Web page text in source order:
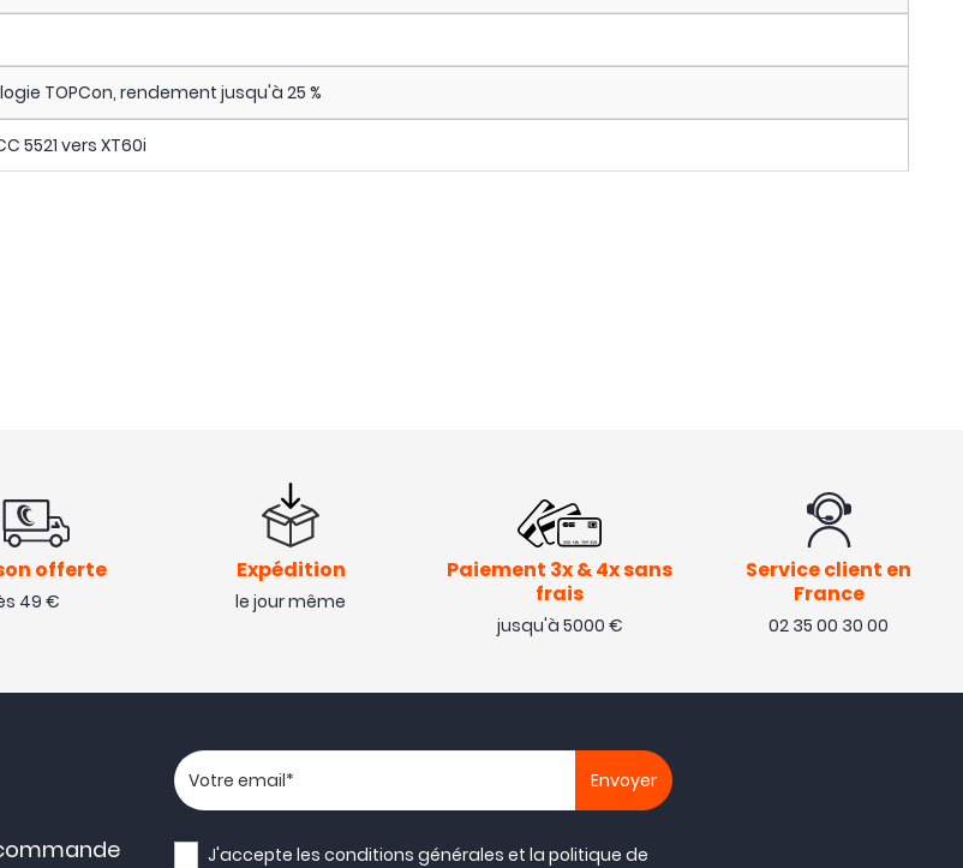
TOPCon, rendement jusqu'à 25 %
5521 vers XT60i
offerte
49 €
Expédition
le jour même
Paiement 3x & 4x sans
frais
jusqu'à 5000 €
Service client en
France
02 35 00 30 00
Votre adresse email
J'accepte lesconditions générales et lapolitique de